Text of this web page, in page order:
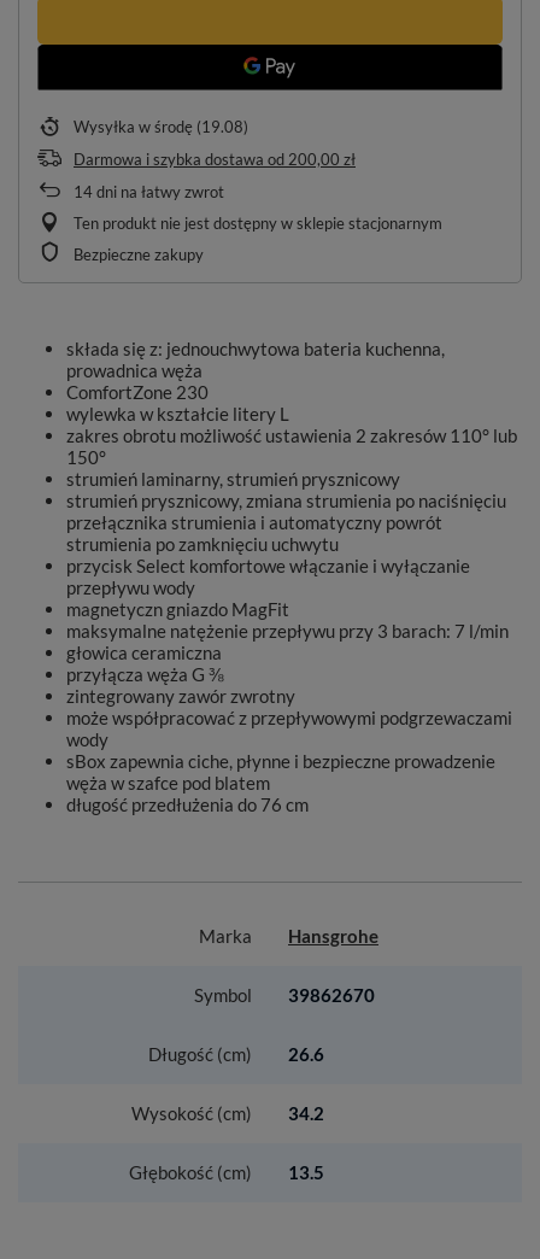
Wysyłka w środę (19.08)
Darmowa i szybka dostawa od 200,00 zł
14dni na łatwy zwrot
Ten produkt nie jest dostępny w sklepie stacjonarnym
Bezpieczne zakupy
składa się z: jednouchwytowa bateria kuchenna,
prowadnica węża
ComfortZone 230
wylewka w kształcie litery L
zakres obrotu możliwość ustawienia 2 zakresów 110° lub
150°
strumień laminarny, strumień prysznicowy
strumień prysznicowy, zmiana strumienia po naciśnięciu
przełącznika strumienia i automatyczny powrót
strumienia po zamknięciu uchwytu
przycisk Select komfortowe włączanie i wyłączanie
przepływu wody
magnetyczn gniazdo MagFit
maksymalne natężenie przepływu przy 3 barach: 7 l/min
głowica ceramiczna
przyłącza węża G ⅜
zintegrowany zawór zwrotny
może współpracować z przepływowymi podgrzewaczami
wody
sBox zapewnia ciche, płynne i bezpieczne prowadzenie
węża w szafce pod blatem
długość przedłużenia do 76 cm
Marka Hansgrohe
Symbol 39862670
Długość (cm) 26.6
Wysokość (cm) 34.2
Głębokość (cm) 13.5